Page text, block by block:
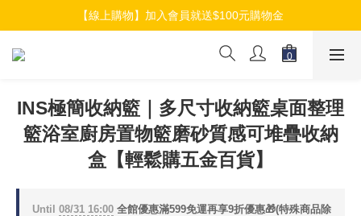
【線上購物】加入會員就送$100元購物金
【線上購物】加入會員就送$100元購物金
【線上購物】介紹好友加入會員再拿$50折扣金
INS極簡收納籃｜多尺寸收納籃桌面整理
籃浴室廚房置物籃磨砂質感可堆疊收納
盒【輕鬆購五金百貨】
Until 08/31 16:00 全館優惠滿599免運再享9折優惠🎁(特殊商品除